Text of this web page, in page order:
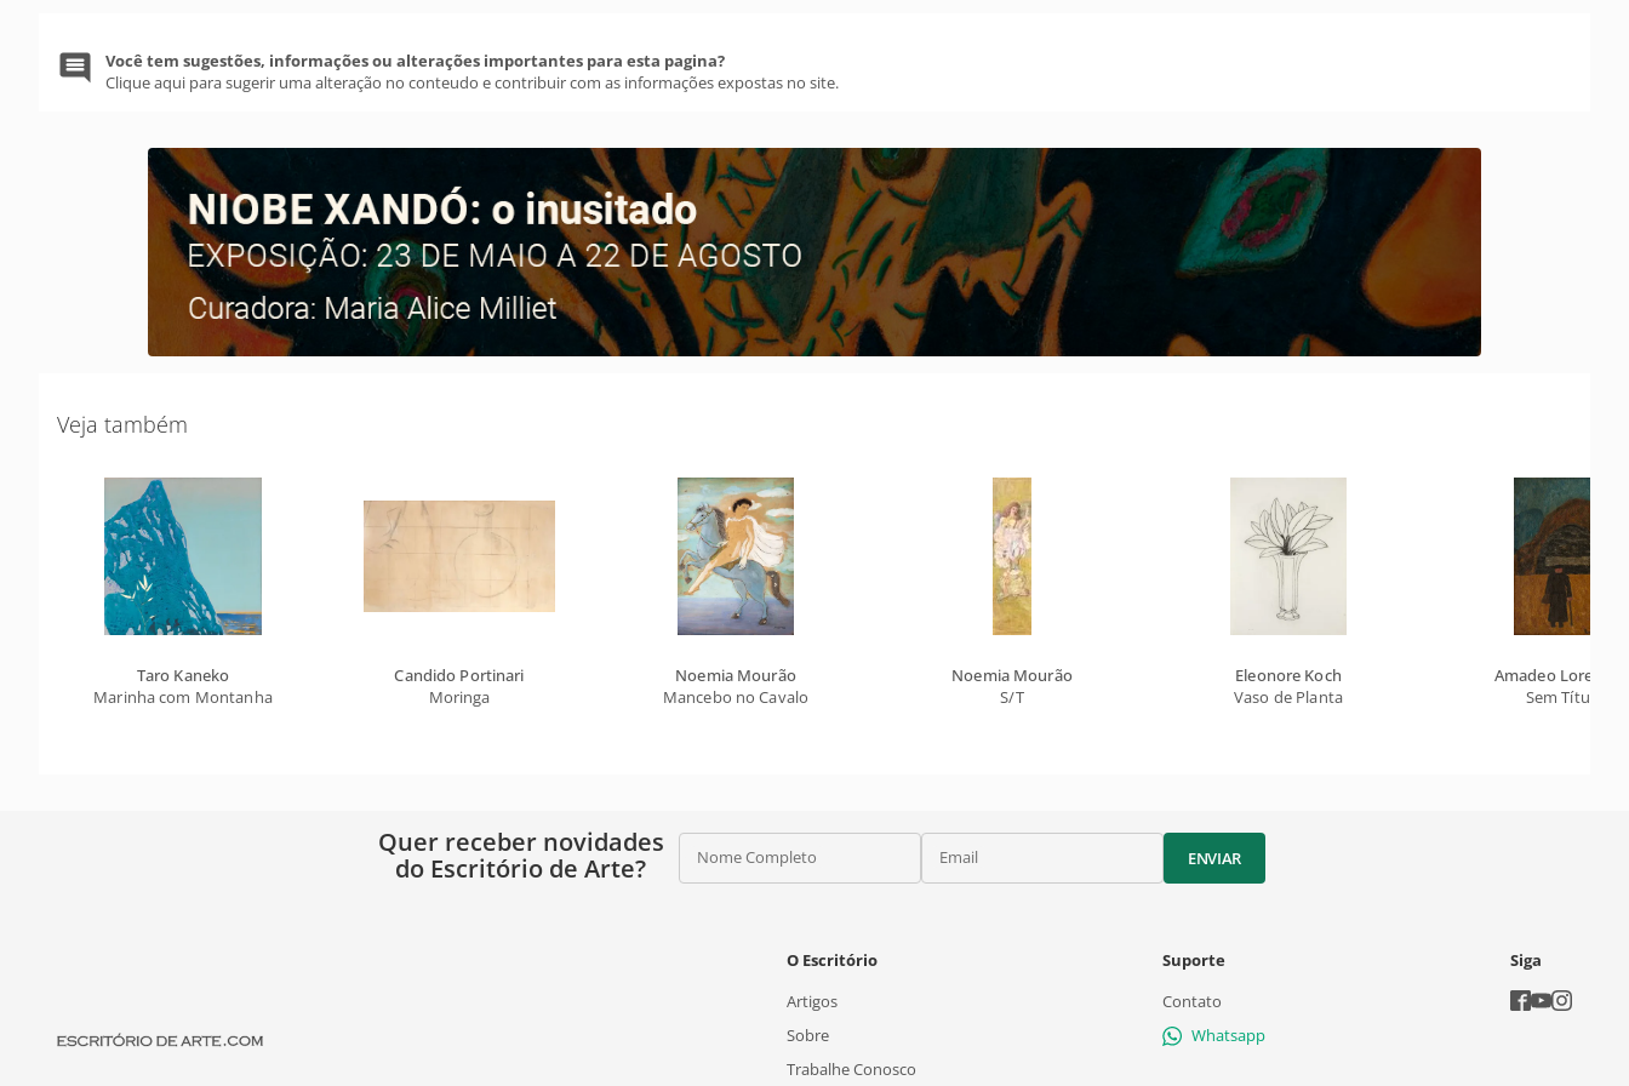
Você tem sugestões, informações ou alterações importantes para esta pagina?
Clique aqui para sugerir uma alteração no conteudo e contribuir com as informações expostas no site.
Veja também
Taro Kaneko
Marinha com Montanha
Candido Portinari
Moringa
Noemia Mourão
Mancebo no Cavalo
Noemia Mourão
S/T
Eleonore Koch
Vaso de Planta
Amadeo
Sem Título
Quer receber novidades
do Escritório de Arte?
Nome Completo Email ENVIAR
O Escritório
Artigos
Sobre
Trabalhe Conosco
Suporte
Contato
Whatsapp
Siga